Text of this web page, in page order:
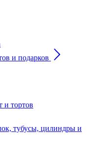
и подарков
и тортов
тубусы, цилиндры и